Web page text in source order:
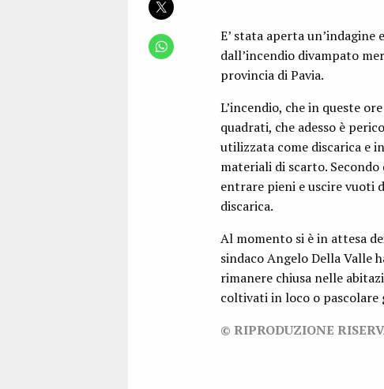
E’ stata aperta
dall’incendio divampato
provincia di Pavia.
L’incendio, che in queste
quadrati, che adesso è
utilizzata come discarica e
materiali di scarto.
entrare pieni e uscire vuoti
discarica.
Al momento si è in attesa
sindaco Angelo Della Valle
rimanere chiusa nelle
coltivati in loco o pascolare
© RIPRODUZIONE